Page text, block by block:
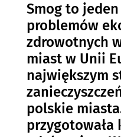
Smog to
problemów
zdrowotnych
miast w Unii
największym
polskie
przygotowała